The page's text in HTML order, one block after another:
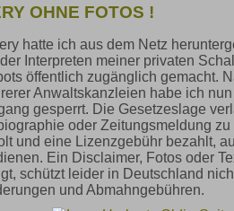
OHNE FOTOS !
hatte ich aus dem Netz
Interpreten meiner privaten
öffentlich zugänglich gemacht.
Anwaltskanzleien habe ich
gesperrt. Die Gesetzeslage
oder Zeitungsmeldung
und eine Lizenzgebühr bezahlt,
Ein Disclaimer, Fotos oder
schützt leider in Deutschland
und Abmahngebühren.